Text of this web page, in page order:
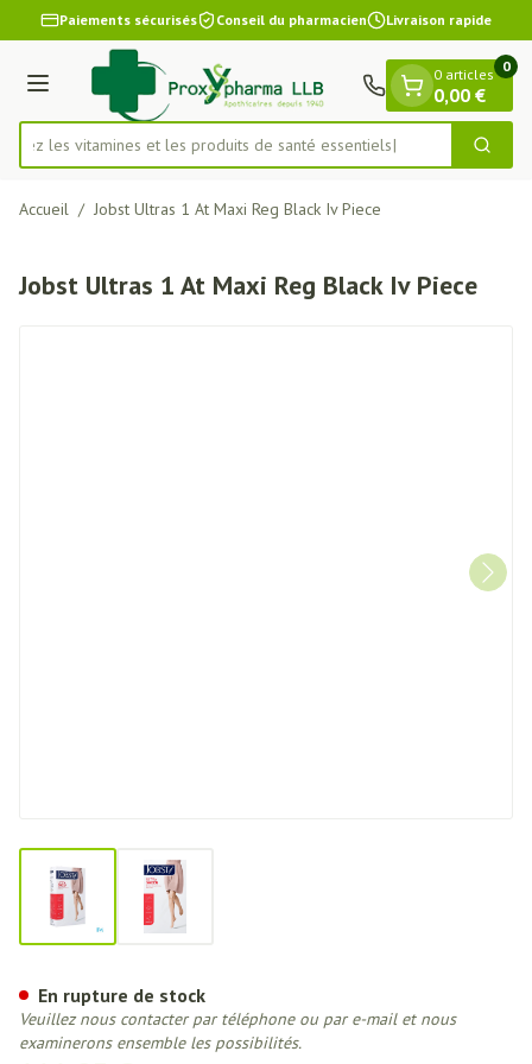
Aller au contenu
1 de 1
Paiements sécurisés Conseil du pharmacien Livraison rapide
Menu
Rechercher
les vitamines et les produits de santé essentiels
0 articles
0,00 €
0
Accueil / Jobst Ultras 1 At Maxi Reg Black Iv Piece
Jobst Ultras 1 At Maxi Reg Black Iv Piece
View larger imageView larger image
En rupture de stock
Veuillez nous contacter par téléphone ou par e-mail et nous
examinerons ensemble les possibilités.